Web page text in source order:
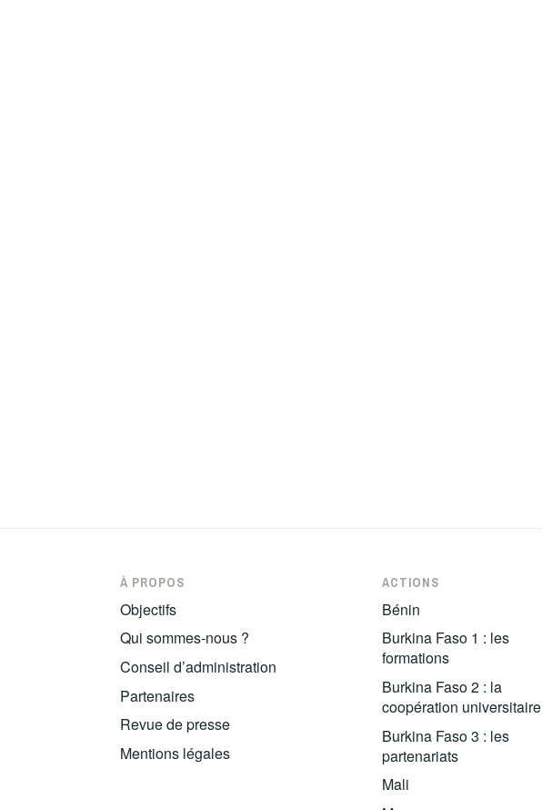
À PROPOS
Objectifs
Qui sommes-nous ?
Conseil d’administration
Partenaires
Revue de presse
Mentions légales
ACTIONS
Bénin
Burkina Faso 1 : les
formations
Burkina Faso 2 : la
coopération universitaire
Burkina Faso 3 : les
partenariats
Mali